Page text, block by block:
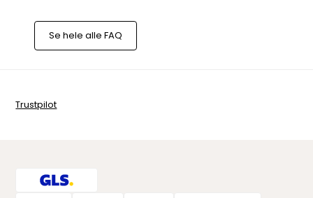
Se hele alle FAQ
Trustpilot